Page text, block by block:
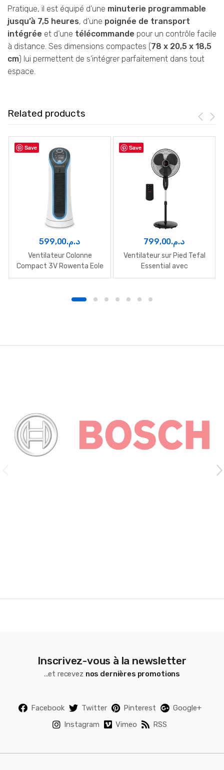
Pratique, il est équipé d’une minuterie programmable
jusqu’à 7,5 heures, d’une poignée de transport
intégrée et d’une télécommande pour un contrôle facile
à distance. Ses dimensions compactes (78 x 20,5 x 18,5
cm) lui permettent de s’intégrer parfaitement dans tout
espace.
Related products
Save
د.م.599,00
Ventilateur Colonne
Compact 3V Rowenta Eole
| Oscillation 3D
Save
د.م.799,00
Ventilateur sur Pied Tefal
Essential avec
Télécommande
Inscrivez-vous à la newsletter
...et recevez nos dernières promotions
Facebook Twitter Pinterest
Google+
Instagram
Vimeo RSS